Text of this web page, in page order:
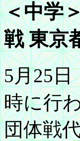
＜中学
戦 東京
5月25
時に行
団体戦